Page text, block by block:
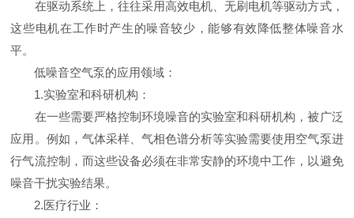
在驱动系统上，往往采用高效电机、无刷电机等驱动方式，
这些电机在工作时产生的噪音较少，能够有效降低整体噪音水
平。
低噪音空气泵的应用领域：
1.实验室和科研机构：
在一些需要严格控制环境噪音的实验室和科研机构，被广泛
应用。例如，气体采样、气相色谱分析等实验需要使用空气泵进
行气流控制，而这些设备必须在非常安静的环境中工作，以避免
噪音干扰实验结果。
2.医疗行业：